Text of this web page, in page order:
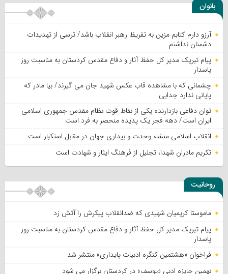
بانوان
آرزو دارم کتابم مزین به تقریظ رهبر انقلاب باشد/ ترسی از تهدیدات
دشمنان نداشتم
پیام تبریک مدیر کل حفظ آثار و دفاع مقدس کردستان به مناسبت روز
پاسدار
چشمانی که با مشاهده قاب عکس شهید جان می گیرند/ بیا مادر که
پایانی ندارد جدایی
توان دفاعی بازدارنده یکی از نقاط قوت نظام مقدس جمهوری اسلامی
ایران است/ دهه فجر یک پدیده منحصر به فرد است
انقلاب اسلامی منشاء وحدت و بیداری جهان در مقابل استکبار است
تکریم مادران شهدا، تجلیل از فرهنگ ایثار و شهادت است
روحانیت
ماموستا کریمیان شهیدی که ضدانقلاب پیکرش را آتش زد
پیام تبریک مدیر کل حفظ آثار و دفاع مقدس کردستان به مناسبت روز
پاسدار
فراخوان «هشتمین کنگره ادبیات پایداری» منتشر شد
نهمین جایزه ادبی «یوسف» در کردستان برگزار می شود